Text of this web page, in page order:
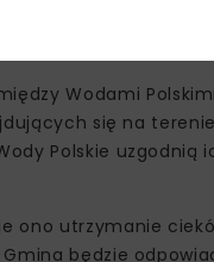
i
Wodami
się na
Polskie
ono utrzymanie
będzie